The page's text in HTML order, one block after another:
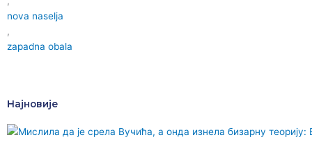
nova naselja
,
zapadna obala
Најновије